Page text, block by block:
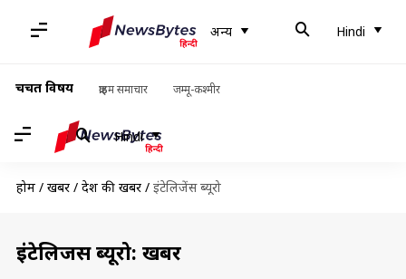
अन्य Hindi
चर्चित विषय क्राइम समाचार जम्मू-कश्मीर
Hindi
होम / खबरें / देश की खबरें / इंटेलिजेंस ब्यूरो
इंटेलिजेंस ब्यूरो: खबरें